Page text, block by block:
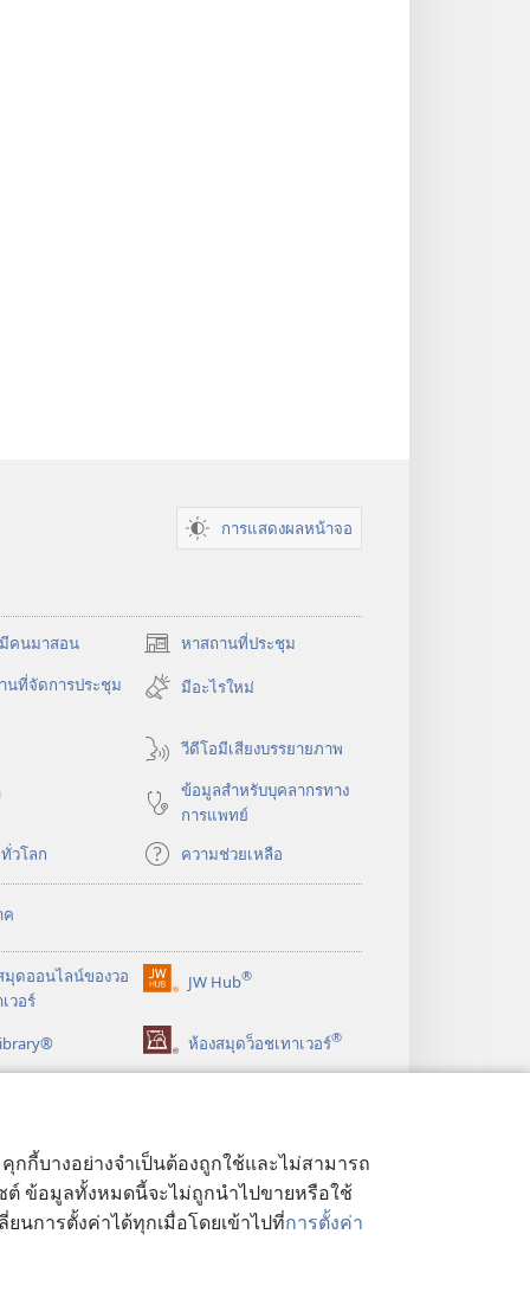
กี้บางอย่างจำเป็นต้องถูกใช้และไม่สามารถ
ต์ ข้อมูลทั้งหมดนี้จะไม่ถูกนำไปขายหรือใช้
นการตั้งค่าได้ทุกเมื่อโดยเข้าไปที่การตั้งค่า
การแสดงผลหน้าจอ
คน​มา​สอน หาสถานที่ประชุม
(เปิด
หน้าต่าง
ใหม่)
นที่จัดการประชุม มีอะไรใหม่
วีดีโอมีเสียงบรรยายภาพ
ข้อมูล​สำหรับ​บุคลากร​ทาง​
การ​แพทย์
ว​โลก
ความช่วยเหลือ
ค
มุดออนไลน์ของวอ
วอร์
JW Hub®
(เปิด
ใหม่) ห้องสมุดว็อชเทาเวอร์®